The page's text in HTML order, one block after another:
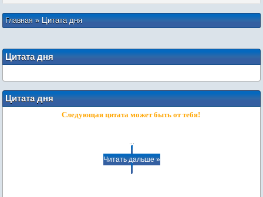
Главная»Цитата дня
Цитата дня
Цитата дня
Следующая цитата может быть от тебя!
Читать дальше »